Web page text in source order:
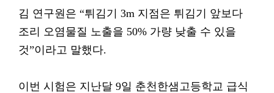
김 연구원은 “튀김기 3m 지점은 튀김기 앞보다
조리 오염물질 노출을 50% 가량 낮출 수 있을
것”이라고 말했다.
이번 시험은 지난달 9일 춘천한샘고등학교 급식